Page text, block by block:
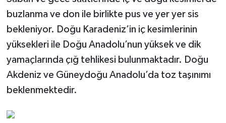
buzlanma ve don ile birlikte pus ve yer yer sis
bekleniyor. Doğu Karadeniz’in iç kesimlerinin
yüksekleri ile Doğu Anadolu’nun yüksek ve dik
yamaçlarında çığ tehlikesi bulunmaktadır. Doğu
Akdeniz ve Güneydoğu Anadolu’da toz taşınımı
beklenmektedir.